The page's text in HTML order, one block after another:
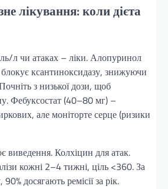
лікування: коли дієта
л чи атаках – ліки. Алопуринол
ксантиноксидазу, знижуючи
з низької дози, щоб
Фебуксостат (40–80 мг) –
але моніторте серце (ризики
виведення. Колхіцин для атак.
кожні 2–4 тижні, ціль <360. За
досягають ремісії за рік.